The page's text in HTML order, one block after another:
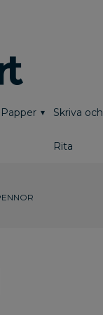
Papper Skriva och
Rita